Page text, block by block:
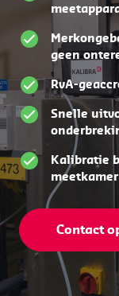
geen
RvA-
Snelle
Kalibratie
meetkamer
Contact